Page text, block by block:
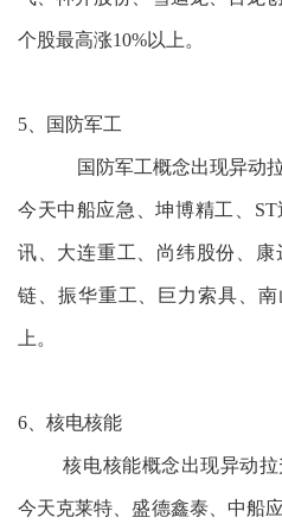
个股最高涨10%以上。
5、国防军工
国防军工概念出现异动
今天中船应急、坤博精工、
讯、大连重工、尚纬股份、
链、振华重工、巨力索具、
上。
6、核电核能
核电核能概念出现异动
今天克莱特、盛德鑫泰、中船